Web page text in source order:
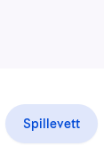
Spillevett